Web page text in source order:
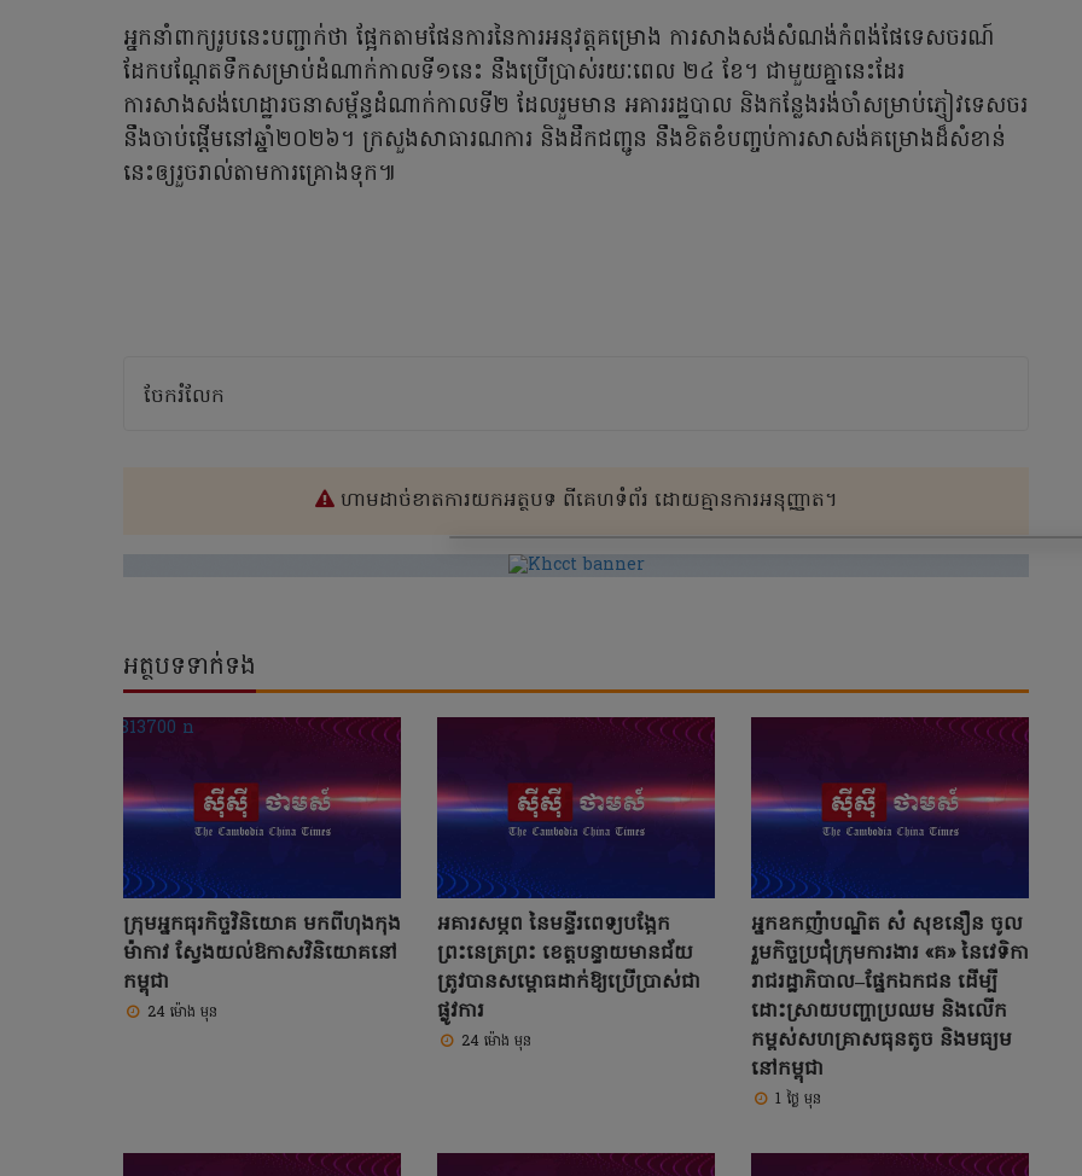
អ្នកនាំពាក្យរូបនេះបញ្ជាក់ថា ផ្អែកតាមផែនការនៃការអនុវត្តគម្រោង ការសាងសង់សំណង់កំពង់ផែទេសចរណ៍
ដែកបណ្តែតទឹកសម្រាប់ដំណាក់កាលទី១នេះ នឹងប្រើប្រាស់រយៈពេល ២៤ ខែ។ ជាមួយគ្នានេះដែរ
ការសាងសង់ហេដ្ឋារចនាសម្ព័ន្ធដំណាក់កាលទី២ ដែលរួមមាន អគាររដ្ឋបាល និងកន្លែងរង់ចាំសម្រាប់ភ្ញៀវទេសចរ
នឹងចាប់ផ្តើមនៅឆ្នាំ២០២៦។ ក្រសួងសាធារណការ និងដឹកជញ្ជូន នឹងខិតខំបញ្ចប់ការសាសង់គម្រោងដ៏សំខាន់
នេះឲ្យរួចរាល់តាមការគ្រោងទុក៕
ចែករំលែក
ហាមដាច់ខាតការយកអត្ថបទ ពីគេហទំព័រ ដោយគ្មានការអនុញ្ញាត។
អត្ថបទទាក់ទង
ក្រុមអ្នកធុរកិច្ចវិនិយោគ មកពីហុងកុង
ម៉ាកាវ ស្វែងយល់ឱកាសវិនិយោគនៅ
កម្ពុជា
24 ម៉ោង មុន
អគារសម្ភព នៃមន្ទីរពេទ្យបង្អែក
ព្រះនេត្រព្រះ ខេត្តបន្ទាយមានជ័យ
ត្រូវបានសម្ពោធដាក់ឱ្យប្រើប្រាស់ជា
ផ្លូវការ
24 ម៉ោង មុន
អ្នកឧកញ៉ាបណ្ឌិត សំ សុខនឿន ចូល
រួមកិច្ចប្រជុំក្រុមការងារ «គ» នៃវេទិកា
រាជរដ្ឋាភិបាល–ផ្នែកឯកជន ដើម្បី
ដោះស្រាយបញ្ហាប្រឈម និងលើក
កម្ពស់សហគ្រាសធុនតូច និងមធ្យម
នៅកម្ពុជា
1 ថ្ងៃ មុន